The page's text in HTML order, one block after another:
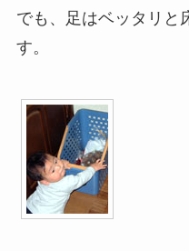
でも、足はベッタリと
す。